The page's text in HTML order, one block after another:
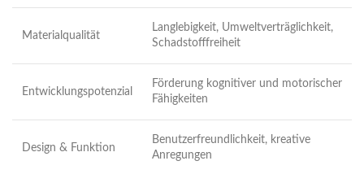
Materialqualität
Langlebigkeit, Umweltverträglichkeit,
Schadstofffreiheit
Entwicklungspotenzial
Förderung kognitiver und motorischer
Fähigkeiten
Design & Funktion
Benutzerfreundlichkeit, kreative
Anregungen